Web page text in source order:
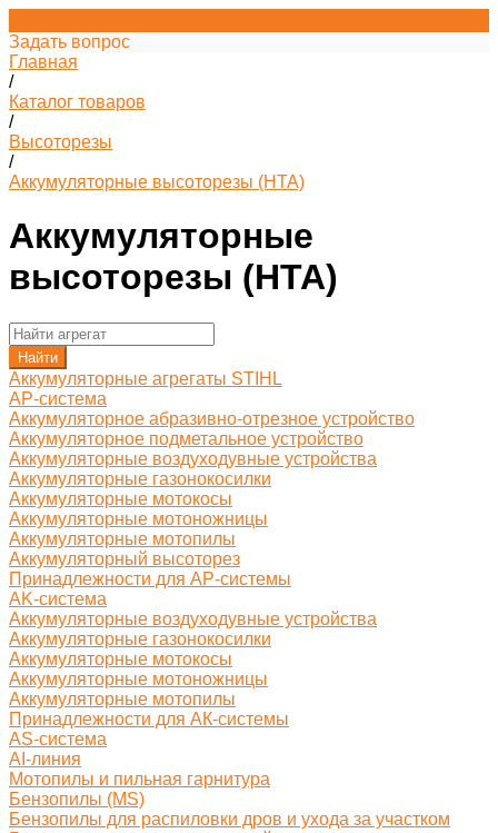
Задать вопрос
Главная
/
Каталог товаров
/
Высоторезы
/
Аккумуляторные высоторезы (HTA)
Аккумуляторные
высоторезы (HTA)
Найти
Аккумуляторные агрегаты STIHL
AP-система
Аккумуляторное абразивно-отрезное устройство
Аккумуляторное подметальное устройство
Аккумуляторные воздуходувные устройства
Аккумуляторные газонокосилки
Аккумуляторные мотокосы
Аккумуляторные мотоножницы
Аккумуляторные мотопилы
Аккумуляторный высоторез
Принадлежности для AP-системы
AK-система
Аккумуляторные воздуходувные устройства
Аккумуляторные газонокосилки
Аккумуляторные мотокосы
Аккумуляторные мотоножницы
Аккумуляторные мотопилы
Принадлежности для АК-системы
AS-система
AI-линия
Мотопилы и пильная гарнитура
Бензопилы (MS)
Бензопилы для распиловки дров и ухода за участком